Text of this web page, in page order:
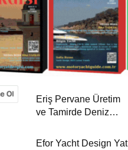
Eriş Pervane Üretim
ve Tamirde Deniz
Efor Yacht Design Yat